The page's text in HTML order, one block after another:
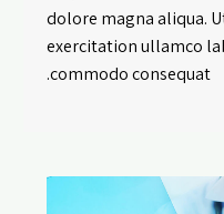
dolore magna aliqua.
exercitation ullamco
commodo consequat.